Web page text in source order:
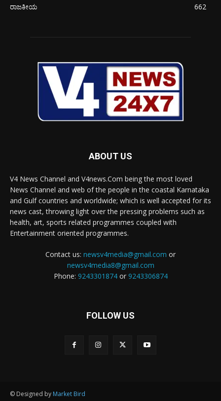
ರಾಜಕೀಯ
662
ABOUT US
V4 News Channel and V4news.Com being the most loved
News Channel and web of the people in the coastal Karnataka
and Gulf countries and worldwide; which is well accepted for its
news cast, throwing light over the pressing problems such as
health, art, sports related programmes coupled with
Entertainment oriented programmes.
Contact us: newsv4media@gmail.com or
newsv4media8@gmail.com
Phone: 9243301874or 9243306874
FOLLOW US
© Designed by Market Bird